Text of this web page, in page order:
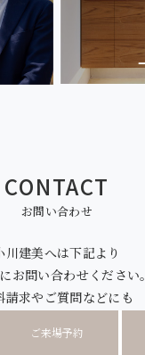
CONTACT
お問い合わせ
川建美へは下記より
お問い合わせください。
請求やご質問などにも
ご来場予約